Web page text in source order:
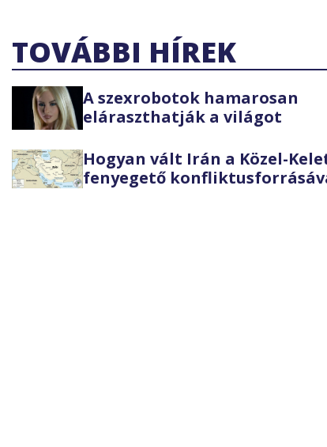
TOVÁBBI HÍREK
A szexrobotok hamarosan
eláraszthatják a világot
Hogyan vált Irán a Közel-
fenyegető